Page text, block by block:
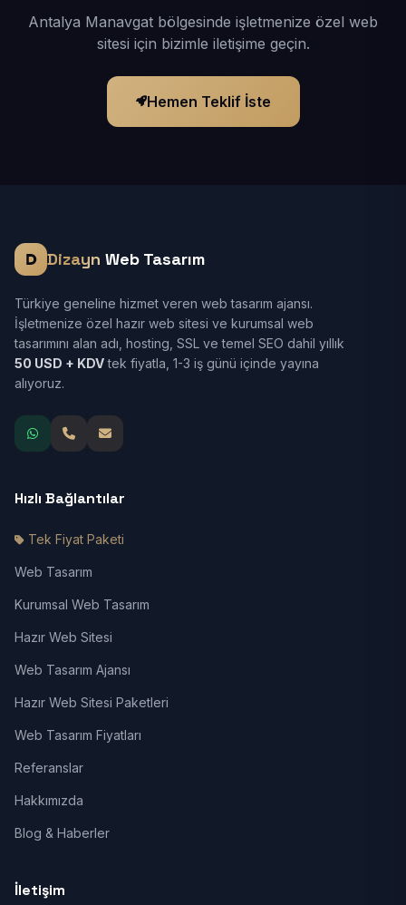
Antalya Manavgat bölgesinde işletmenize özel web
sitesi için bizimle iletişime geçin.
Hemen Teklif İste
Dizayn Web Tasarım
Türkiye geneline hizmet veren web tasarım ajansı.
İşletmenize özel hazır web sitesi ve kurumsal web
tasarımını alan adı, hosting, SSL ve temel SEO dahil yıllık
50 USD + KDVtek fiyatla, 1-3 iş günü içinde yayına
alıyoruz.
Hızlı Bağlantılar
Tek Fiyat Paketi
Web Tasarım
Kurumsal Web Tasarım
Hazır Web Sitesi
Web Tasarım Ajansı
Hazır Web Sitesi Paketleri
Web Tasarım Fiyatları
Referanslar
Hakkımızda
Blog & Haberler
İletişim